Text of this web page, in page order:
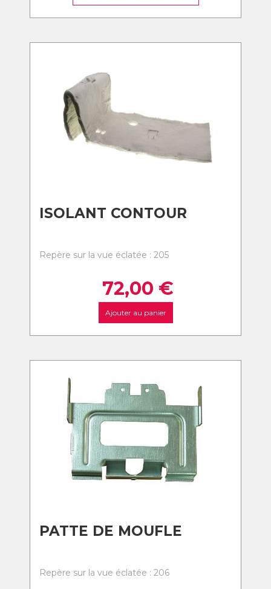
ISOLANT CONTOUR
Repère sur la vue éclatée : 205
72,00 €
Ajouter au panier
PATTE DE MOUFLE
Repère sur la vue éclatée : 206